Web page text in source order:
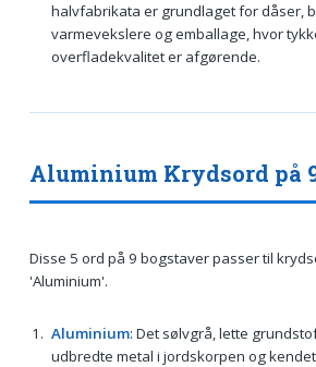
halvfabrikata er grundlaget for dåser,
varmevekslere og emballage, hvor
overfladekvalitet er afgørende.
Aluminium Krydsord på
Disse 5 ord på 9 bogstaver passer til
'Aluminium'.
Aluminium: Det sølvgrå, lette
udbredte metal i jordskorpen og